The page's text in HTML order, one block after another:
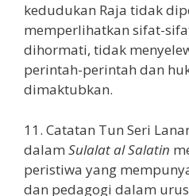
kedudukan Raja tidak
memperlihatkan sifat-
dihormati, tidak
perintah-perintah dan
dimaktubkan.
11. Catatan Tun Seri
dalam Sulalat al Salatin
peristiwa yang
dan pedagogi dalam